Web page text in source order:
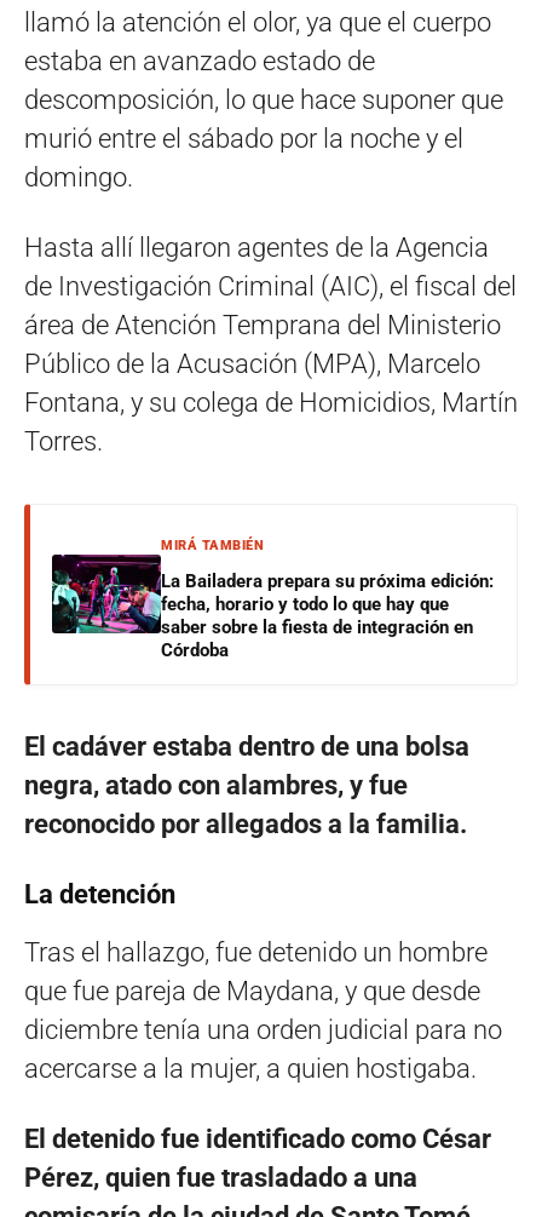
llamó la atención el olor, ya que el cuerpo
estaba en avanzado estado de
descomposición, lo que hace suponer que
murió entre el sábado por la noche y el
domingo.
Hasta allí llegaron agentes de la Agencia
de Investigación Criminal (AIC), el fiscal del
área de Atención Temprana del Ministerio
Público de la Acusación (MPA), Marcelo
Fontana, y su colega de Homicidios, Martín
Torres.
MIRÁ TAMBIÉN
La Bailadera prepara su próxima edición:
fecha, horario y todo lo que hay que
saber sobre la fiesta de integración en
Córdoba
El cadáver estaba dentro de una bolsa
negra, atado con alambres, y fue
reconocido por allegados a la familia.
La detención
Tras el hallazgo, fue detenido un hombre
que fue pareja de Maydana, y que desde
diciembre tenía una orden judicial para no
acercarse a la mujer, a quien hostigaba.
El detenido fue identificado como César
Pérez, quien fue trasladado a una